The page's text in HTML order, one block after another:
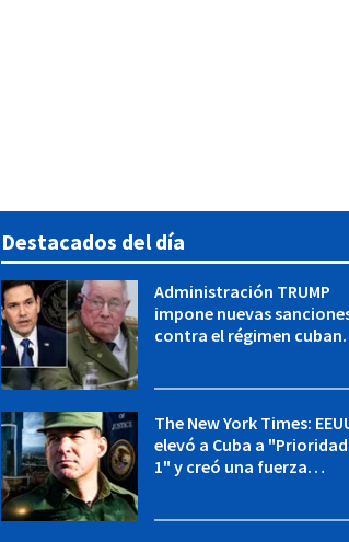
Destacados del día
Administración TRUMP
impone nuevas
contra el régimen
The New York Times:
elevó a Cuba a "Prioridad
1" y creó una fuerza